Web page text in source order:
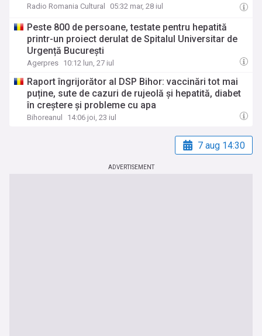
Radio Romania Cultural 05:32 mar, 28 iul
Peste 800 de persoane, testate pentru hepatită
printr-un proiect derulat de Spitalul Universitar de
Urgență București
Agerpres 10:12 lun, 27 iul
Raport îngrijorător al DSP Bihor: vaccinări tot mai
puține, sute de cazuri de rujeolă și hepatită, diabet
în creștere și probleme cu apa
Bihoreanul 14:06 joi, 23 iul
7 aug 14:30
ADVERTISEMENT